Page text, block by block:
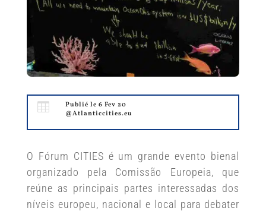

Publié le 6 Fev 20
@Atlanticcities.eu
O Fórum CITIES é um grande evento bienal
organizado pela Comissão Europeia, que
reúne as principais partes interessadas dos
níveis europeu, nacional e local para debater